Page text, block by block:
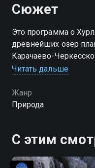
Сюжет
Это программа о
древнейших озёр
Карачаево-
двумя горными
ледниковой эпохи
Читать дальше
Жанр
Природа
С этим